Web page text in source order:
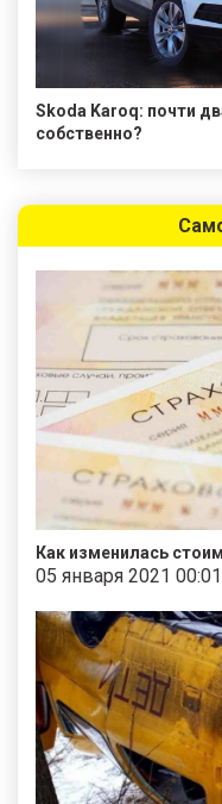
Skoda Karoq: почти
собственно?
Как изменилась
05 января 2021 00:01